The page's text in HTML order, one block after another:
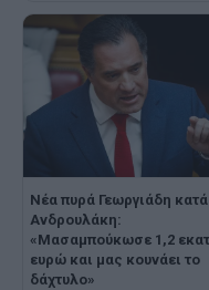
Νέα πυρά Γεωργιάδη κατά
Ανδρουλάκη:
«Μασαμπούκωσε 1,2
ευρώ και μας κουνάει το
δάχτυλο»